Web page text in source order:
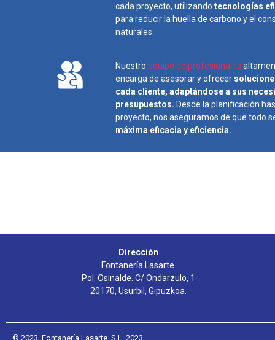
cada proyecto, utilizando tecnologías
para reducir la huella de carbono y el
naturales.
Nuestro equipo de profesionales
encarga de asesorar y ofrecer
cada cliente, adaptándose a sus
presupuestos. Desde la planificación
proyecto, nos aseguramos de que todo
máxima eficacia y eficiencia.
Dirección
Fontanería Lasarte.
Pol. Osinalde. C/ Ondarzulo, 1
20170, Usurbil, Gipuzkoa.
© 2023. Fontanería Lasarte, S.L. 2023.